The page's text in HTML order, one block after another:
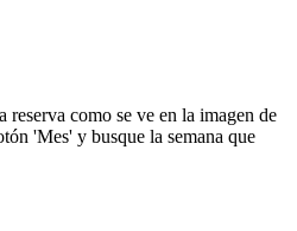
reserva como se ve en la imagen de
'Mes' y busque la semana que